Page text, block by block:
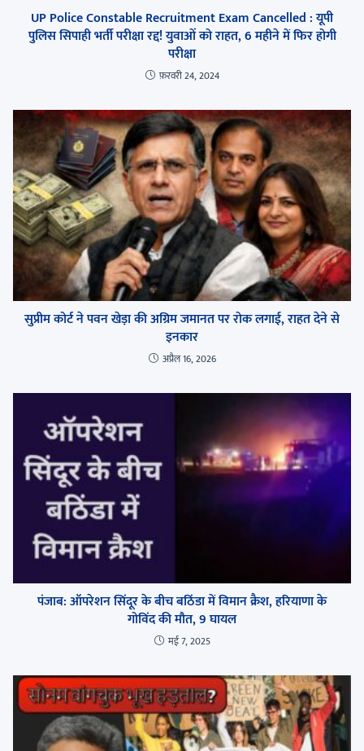
UP Police Constable Recruitment Exam Cancelled : यूपी
पुलिस सिपाही भर्ती परीक्षा रद्द! युवाओं को राहत, 6 महीने में फिर होगी
परीक्षा
फ़रवरी 24, 2024
सुप्रीम कोर्ट ने पवन खेड़ा की अग्रिम जमानत पर रोक लगाई, राहत देने से
इनकार
अप्रैल 16, 2026
पंजाब: ऑपरेशन सिंदूर के बीच बठिंडा में विमान क्रैश, हरियाणा के
गोविंद की मौत, 9 घायल
मई 7, 2025